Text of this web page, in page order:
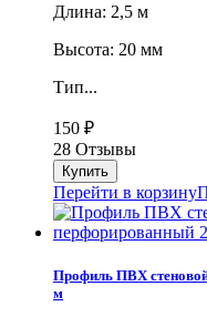
Длина: 2,5 м
Высота: 20 мм
Тип...
150 ₽
28 Отзывы
Перейти в корзину
Профиль ПВХ
м